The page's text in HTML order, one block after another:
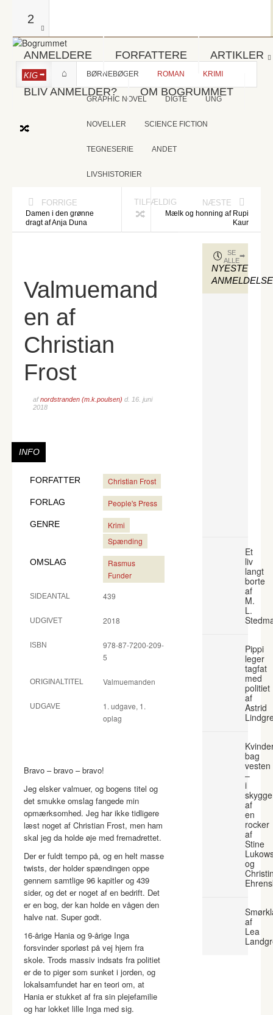
2
ANMELDERE FORFATTERE ARTIKLER
BLIV ANMELDER? OM BOGRUMMET
KIG BØRNEBØGER ROMAN KRIMI
GRAPHIC NOVEL DIGTE UNG
NOVELLER SCIENCE FICTION
TEGNESERIE ANDET
LIVSHISTORIER
FORRIGE
Damen i den grønne
dragt af Anja Duna
TILFÆLDIG NÆSTE
Mælk og honning af Rupi
Kaur
Valmuemand
en af
Christian
Frost
afnordstranden (m.k.poulsen) d. 16. juni
2018
INFO
FORFATTER Christian Frost
FORLAG People's Press
GENRE
Krimi
Spænding
OMSLAG
Rasmus
Funder
SIDEANTAL 439
UDGIVET 2018
ISBN
978-87-7200-209-
5
ORIGINALTITEL Valmuemanden
UDGAVE
1. udgave, 1.
oplag
Bravo – bravo – bravo!
Jeg elsker valmuer, og bogens titel og
det smukke omslag fangede min
opmærksomhed. Jeg har ikke tidligere
læst noget af Christian Frost, men ham
skal jeg da holde øje med fremadrettet.
Der er fuldt tempo på, og en helt masse
twists, der holder spændingen oppe
gennem samtlige 96 kapitler og 439
sider, og det er noget af en bedrift. Det
er en bog, der kan holde en vågen den
halve nat. Super godt.
16-årige Hania og 9-årige Inga
forsvinder sporløst på vej hjem fra
skole. Trods massiv indsats fra politiet
er de to piger som sunket i jorden, og
lokalsamfundet har en teori om, at
Hania er stukket af fra sin plejefamilie
og har lokket lille Inga med sig.
NYESTE
SE
ALLE
Et
liv
langt
borte
af
M.
L.
Pippi
leger
tagfat
med
politiet
af
Astrid
bag
vesten
–
i
af
en
rocker
af
Stine
og
af
Lea